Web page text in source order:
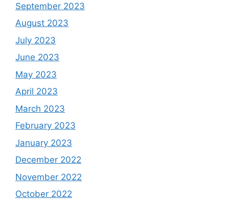
September 2023
August 2023
July 2023
June 2023
May 2023
April 2023
March 2023
February 2023
January 2023
December 2022
November 2022
October 2022